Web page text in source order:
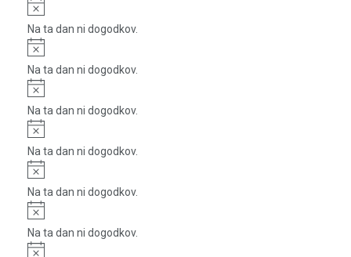
Notice
Na ta dan ni dogodkov.
Notice
Na ta dan ni dogodkov.
Notice
Na ta dan ni dogodkov.
Notice
Na ta dan ni dogodkov.
Notice
Na ta dan ni dogodkov.
Notice
Na ta dan ni dogodkov.
Notice